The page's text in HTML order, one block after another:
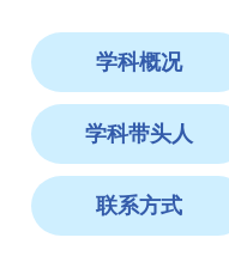
学科概况
学科带头人
联系方式